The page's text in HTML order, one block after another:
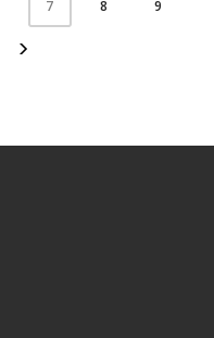
7 8 9